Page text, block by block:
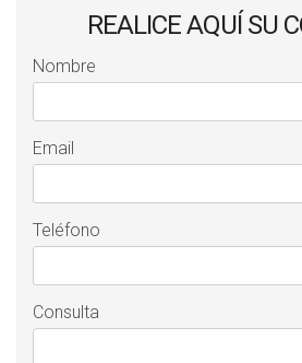
REALICE AQUÍ SU
Nombre
Email
Teléfono
Consulta